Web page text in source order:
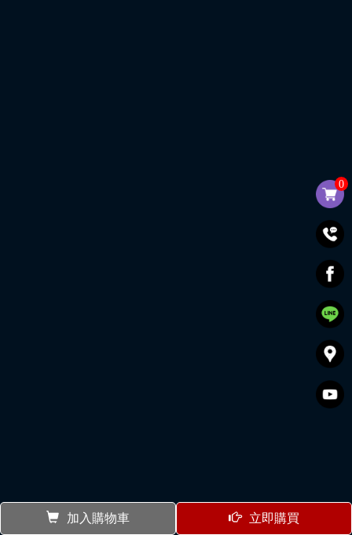
0
加入購物車 立即購買